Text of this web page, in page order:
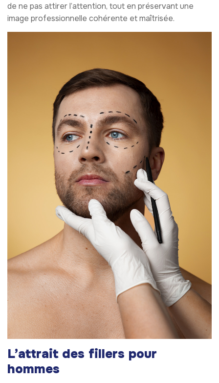
de ne pas attirer l’attention, tout en préservant une
image professionnelle cohérente et maîtrisée.
L’attrait des fillers pour
hommes